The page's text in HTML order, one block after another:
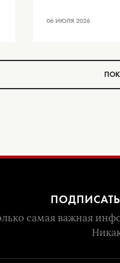
06 ИЮЛЯ 2026
самая важная